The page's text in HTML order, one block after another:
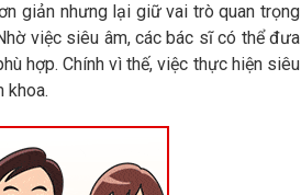
giản nhưng lại giữ vai trò quan trọng
việc siêu âm, các bác sĩ có thể đưa
hợp. Chính vì thế, việc thực hiện siêu
khoa.